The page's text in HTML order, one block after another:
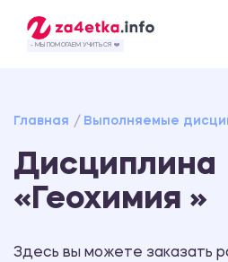
- МЫ ПОМОГАЕМ УЧИТЬСЯ ❤️
Главная Выполняемые
Дисциплина
«Геохимия »
Здесь вы можете заказать